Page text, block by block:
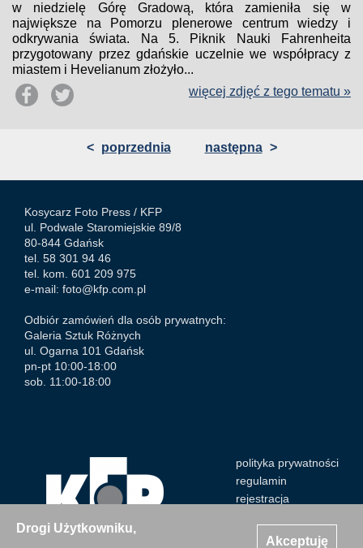
Akceptuję
Drogi Użytkowniku,
w niedzielę Górę Gradową, która zamieniła się w
największe na Pomorzu plenerowe centrum wiedzy i
odkrywania świata. Na 5. Piknik Nauki Fahrenheita
przygotowany przez gdańskie uczelnie we współpracy z
miastem i Hevelianum złożyło...
więcej zdjęć z tego tematu »
< poprzednia następna >
Kosycarz Foto Press / KFP
ul. Podwale Staromiejskie 89/8
80-844 Gdańsk
tel. 58 301 94 46
tel. kom. 601 209 975
e-mail: foto@kfp.com.pl
Odbiór zamówień dla osób prywatnych:
Galeria Sztuk Różnych
ul. Ogarna 101 Gdańsk
pn-pt 10:00-18:00
sob. 11:00-18:00
polityka prywatności
regulamin
rejestracja